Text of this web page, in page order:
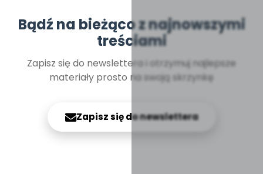
Bądź na bieżąco z najnowszymi
treściami
Zapisz się do newslettera i otrzymuj najlepsze
materiały prosto na swoją skrzynkę
Zapisz się do newslettera